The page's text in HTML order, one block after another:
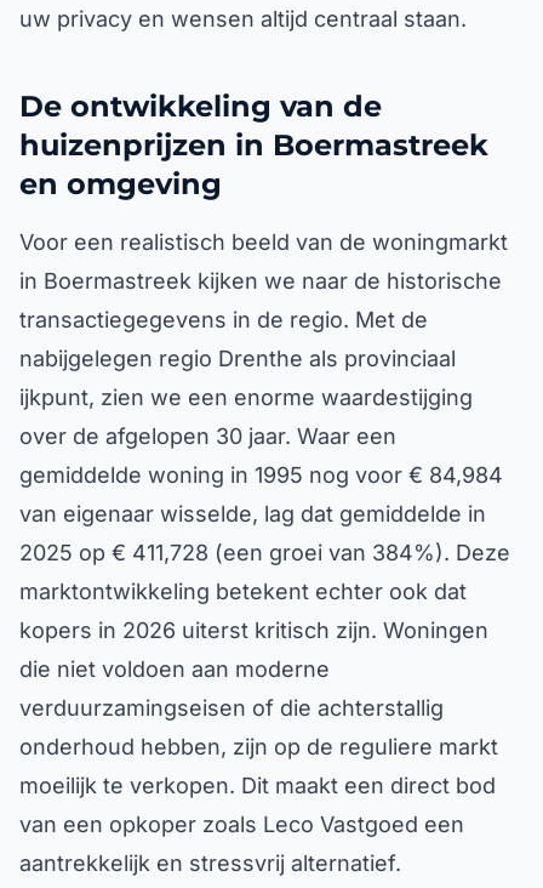
uw privacy en wensen altijd centraal staan.
De ontwikkeling van de
huizenprijzen in Boermastreek
en omgeving
Voor een realistisch beeld van de woningmarkt
in Boermastreek kijken we naar de historische
transactiegegevens in de regio. Met de
nabijgelegen regio Drenthe als provinciaal
ijkpunt, zien we een enorme waardestijging
over de afgelopen 30 jaar. Waar een
gemiddelde woning in 1995 nog voor € 84,984
van eigenaar wisselde, lag dat gemiddelde in
2025 op € 411,728 (een groei van 384%). Deze
marktontwikkeling betekent echter ook dat
kopers in 2026 uiterst kritisch zijn. Woningen
die niet voldoen aan moderne
verduurzamingseisen of die achterstallig
onderhoud hebben, zijn op de reguliere markt
moeilijk te verkopen. Dit maakt een direct bod
van een opkoper zoals Leco Vastgoed een
aantrekkelijk en stressvrij alternatief.